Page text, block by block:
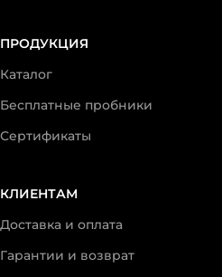
ПРОДУКЦИЯ
Каталог
Бесплатные пробники
Сертификаты
КЛИЕНТАМ
Доставка и оплата
Гарантии и возврат